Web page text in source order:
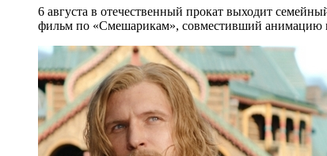
6 августа в отечественный прокат выходит
фильм по «Смешарикам», совместивший анимацию